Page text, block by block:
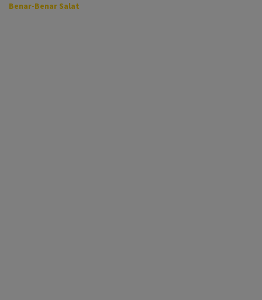
Benar-Benar Salat